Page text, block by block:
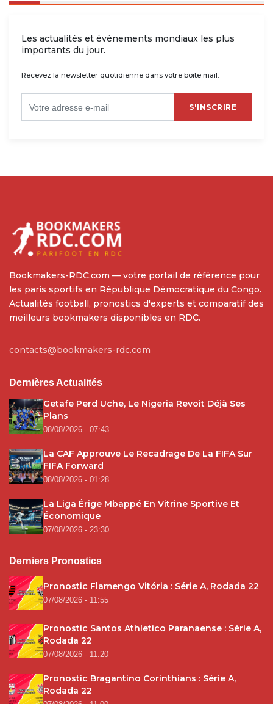
Les actualités et événements mondiaux les plus
importants du jour.
Recevez la newsletter quotidienne dans votre boîte mail.
S'INSCRIRE
Bookmakers-RDC.com — votre portail de référence pour
les paris sportifs en République Démocratique du Congo.
Actualités football, pronostics d'experts et comparatif des
meilleurs bookmakers disponibles en RDC.
contacts@bookmakers-rdc.com
Dernières Actualités
Getafe Perd Uche, Le Nigeria Revoit Déjà Ses
Plans
08/08/2026 - 07:43
La CAF Approuve Le Recadrage De La FIFA Sur
FIFA Forward
08/08/2026 - 01:28
La Liga Érige Mbappé En Vitrine Sportive Et
Économique
07/08/2026 - 23:30
Derniers Pronostics
Pronostic Flamengo Vitória : Série A, Rodada 22
07/08/2026 - 11:55
Pronostic Santos Athletico Paranaense : Série A,
Rodada 22
07/08/2026 - 11:20
Pronostic Bragantino Corinthians : Série A,
Rodada 22